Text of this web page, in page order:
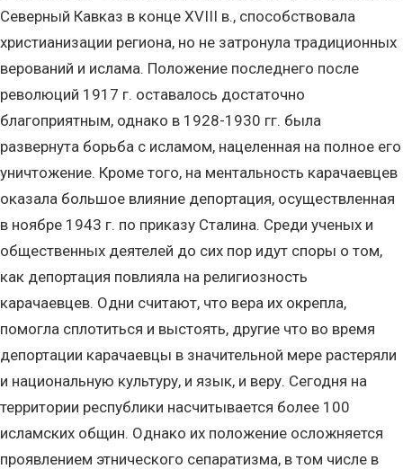
Северный Кавказ в конце XVIII в., способствовала
христианизации региона, но не затронула традиционных
верований и ислама. Положение последнего после
революций 1917 г. оставалось достаточно
благоприятным, однако в 1928-1930 гг. была
развернута борьба с исламом, нацеленная на полное его
уничтожение. Кроме того, на ментальность карачаевцев
оказала большое влияние депортация, осуществленная
в ноябре 1943 г. по приказу Сталина. Среди ученых и
общественных деятелей до сих пор идут споры о том,
как депортация повлияла на религиозность
карачаевцев. Одни считают, что вера их окрепла,
помогла сплотиться и выстоять, другие что во время
депортации карачаевцы в значительной мере растеряли
и национальную культуру, и язык, и веру. Сегодня на
территории республики насчитывается более 100
исламских общин. Однако их положение осложняется
проявлением этнического сепаратизма, в том числе в